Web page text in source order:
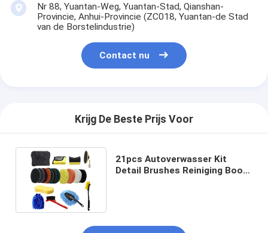
Nr 88, Yuantan-Weg, Yuantan-Stad, Qianshan-
Provincie, Anhui-Provincie (ZC018, Yuantan-de Stad
van de Borstelindustrie)
Contact nu
Krijg De Beste Prijs Voor
21pcs Autoverwasser Kit
Detail Brushes Reiniging Boor